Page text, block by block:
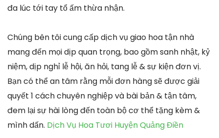
đa lúc tới tay tổ ấm thừa nhận.
Chúng bên tôi cung cấp dịch vụ giao hoa tận nhà
mang đến mọi dịp quan trọng, bao gồm sanh nhật, kỷ
niệm, dịp nghỉ lễ hội, ăn hỏi, tang lễ & sự kiện đơn vị.
Bạn có thể an tâm rằng mỗi đơn hàng sẽ được giải
quyết 1 cách chuyên nghiệp và bài bản & tận tâm,
đem lại sự hài lòng đến toàn bộ cơ thể tặng kèm &
mình dấn. Dịch Vụ Hoa Tươi Huyện Quảng Điền